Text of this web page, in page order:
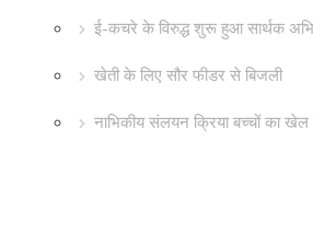
ई-कचरे के विरुद्ध शुरू हुआ सार्थक
खेती के लिए सौर फीडर से बिजली
नाभिकीय संलयन क्रिया बच्चों का खेल